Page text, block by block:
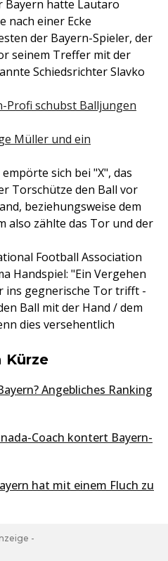
Bayern hatte Lautaro
nach einer Ecke
der Bayern-Spieler, der
seinem Treffer mit der
Schiedsrichter Slavko
Profi schubst Balljungen
Müller und ein
sich bei "X", das
Torschütze den Ball vor
beziehungsweise dem
also zählte das Tor und der
Football Association
Handspiel: "Ein Vergehen
ins gegnerische Tor trifft -
Ball mit der Hand / dem
dies versehentlich
Kürze
Angebliches Ranking
Coach kontert Bayern-
hat mit einem Fluch zu
-